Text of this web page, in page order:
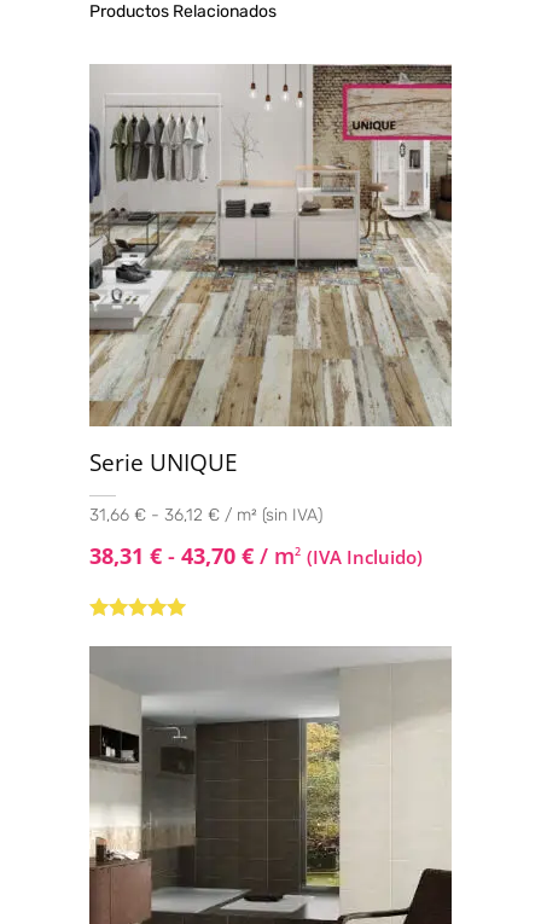
Productos Relacionados
Serie UNIQUE
31,66 € - 36,12 € / m² (sin IVA)
38,31 € - 43,70 € / m2 (IVA Incluido)